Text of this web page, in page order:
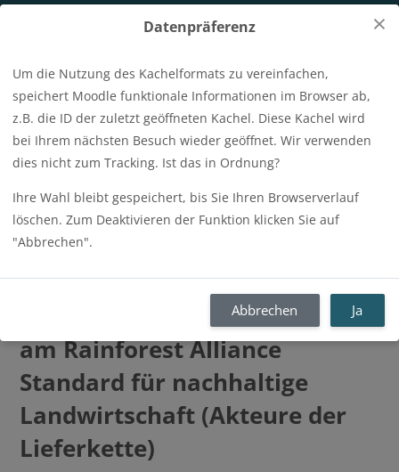
Zum Hauptinhalt
Anmeldename
Kennwort
Login
Startseite Tools Mehr
Kursindex öffnen
E-course / DNS51 - DE - Von
Version 1.3 zu 1.4: Änderungen
am Rainforest Alliance
Standard für nachhaltige
Landwirtschaft (Akteure der
Lieferkette)
Datenpräferenz ×
Um die Nutzung des Kachelformats zu vereinfachen,
speichert Moodle funktionale Informationen im Browser ab,
z.B. die ID der zuletzt geöffneten Kachel. Diese Kachel wird
bei Ihrem nächsten Besuch wieder geöffnet. Wir verwenden
dies nicht zum Tracking. Ist das in Ordnung?
Ihre Wahl bleibt gespeichert, bis Sie Ihren Browserverlauf
löschen. Zum Deaktivieren der Funktion klicken Sie auf
"Abbrechen".
Abbrechen Ja